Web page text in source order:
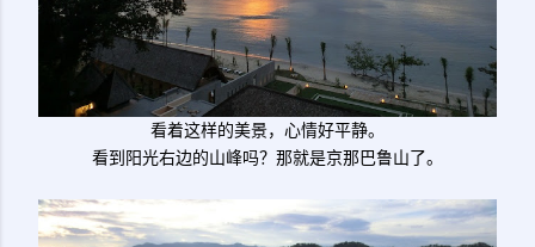
看着这样的美景，心情好平静。
看到阳光右边的山峰吗？那就是京那巴鲁山了。